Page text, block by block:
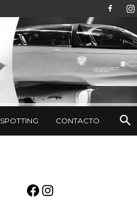
SPOTTING CONTACTO
Facebook
Instagram